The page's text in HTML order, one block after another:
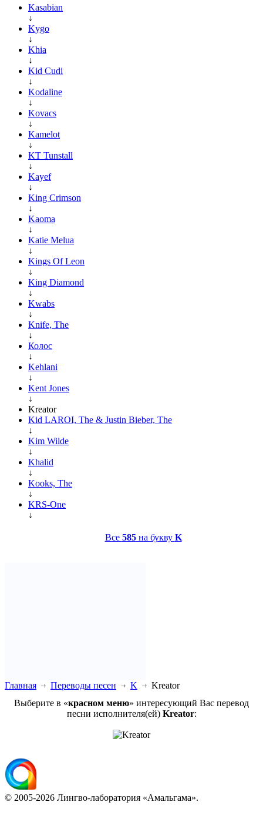
Kasabian
↓
Kygo
↓
Khia
↓
Kid Cudi
↓
Kodaline
↓
Kovacs
↓
Kamelot
↓
KT Tunstall
↓
Kayef
↓
King Crimson
↓
Kaoma
↓
Katie Melua
↓
Kings Of Leon
↓
King Diamond
↓
Kwabs
↓
Knife, The
↓
Колос
↓
Kehlani
↓
Kent Jones
↓
Kreator
Kid LAROI, The & Justin Bieber, The
↓
Kim Wilde
↓
Khalid
↓
Kooks, The
↓
KRS-One
↓
Все 585на букву K
Главная Переводы песен K
Kreator
Выберите в «красном меню» интересующий Вас перевод
песни исполнителя(ей) Kreator:
© 2005-2026 Лингво-лаборатория «Амальгама».